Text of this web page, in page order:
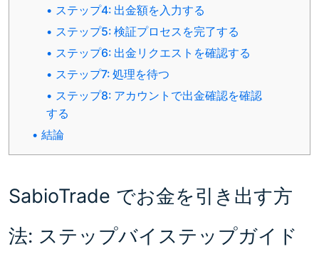
ステップ4: 出金額を入力する
ステップ5: 検証プロセスを完了する
ステップ6: 出金リクエストを確認する
ステップ7: 処理を待つ
ステップ8: アカウントで出金確認を確認
する
結論
SabioTrade でお金を引き出す方
法: ステップバイステップガイド